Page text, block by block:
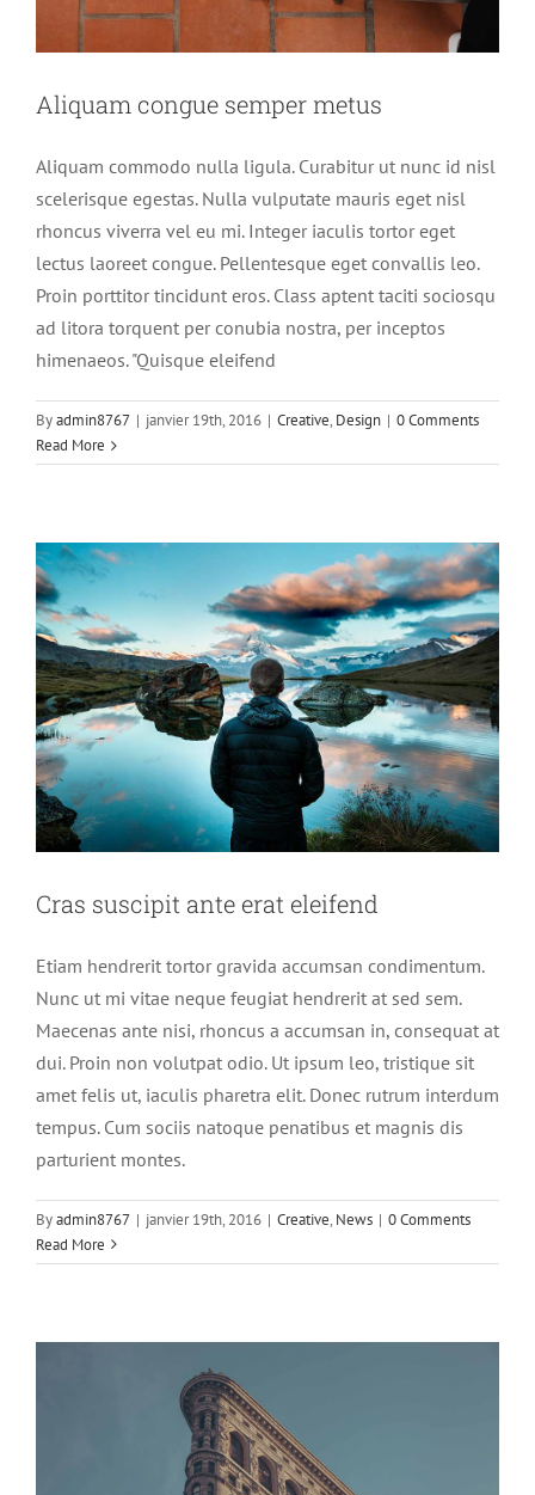
Aliquam congue semper metus
Aliquam commodo nulla ligula. Curabitur ut nunc id nisl
scelerisque egestas. Nulla vulputate mauris eget nisl
rhoncus viverra vel eu mi. Integer iaculis tortor eget
lectus laoreet congue. Pellentesque eget convallis leo.
Proin porttitor tincidunt eros. Class aptent taciti sociosqu
ad litora torquent per conubia nostra, per inceptos
himenaeos. "Quisque eleifend
Byadmin8767 | janvier 19th, 2016 | Creative, Design | 0 Comments
Read More
Cras suscipit ante erat eleifend
Cras suscipit ante erat eleifend
Etiam hendrerit tortor gravida accumsan condimentum.
Nunc ut mi vitae neque feugiat hendrerit at sed sem.
Maecenas ante nisi, rhoncus a accumsan in, consequat at
dui. Proin non volutpat odio. Ut ipsum leo, tristique sit
amet felis ut, iaculis pharetra elit. Donec rutrum interdum
tempus. Cum sociis natoque penatibus et magnis dis
parturient montes.
Byadmin8767 | janvier 19th, 2016 | Creative, News | 0 Comments
Read More
ut sapien